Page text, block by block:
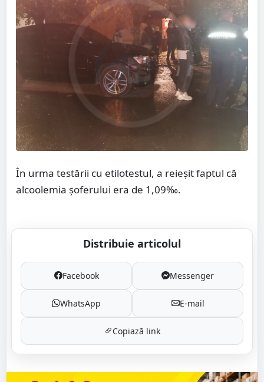
În urma testării cu etilotestul, a reieșit faptul că
alcoolemia șoferului era de 1,09‰.
Distribuie articolul
Facebook Messenger
WhatsApp E-mail
Copiază link